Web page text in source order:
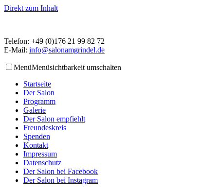
Direkt zum Inhalt
Telefon: +49 (0)176 21 99 82 72
E-Mail: info@salonamgrindel.de
MenüMenüsichtbarkeit umschalten
Startseite
Der Salon
Programm
Galerie
Der Salon empfiehlt
Freundeskreis
Spenden
Kontakt
Impressum
Datenschutz
Der Salon bei Facebook
Der Salon bei Instagram